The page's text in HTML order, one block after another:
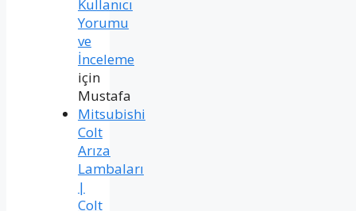
Kullanıcı
Yorumu
ve
İnceleme
için
Mustafa
Mitsubishi
Colt
Arıza
Lambaları
|
Colt